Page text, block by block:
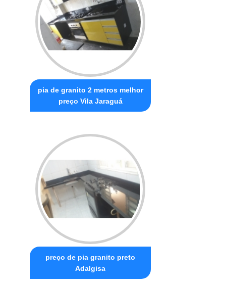
pia de granito 2 metros melhor
preço Vila Jaraguá
preço de pia granito preto
Adalgisa